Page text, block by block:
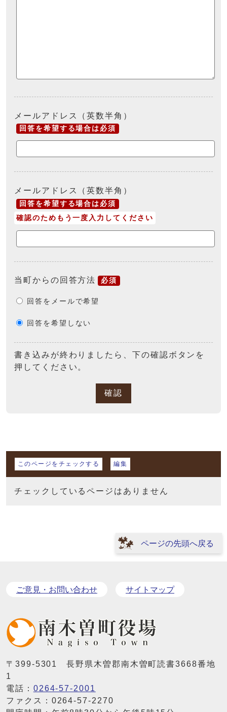
メールアドレス（英数半角）
回答を希望する場合は必須
メールアドレス（英数半角）
回答を希望する場合は必須
確認のためもう一度入力してください
当町からの回答方法 必須
回答をメールで希望
回答を希望しない
書き込みが終わりましたら、下の確認ボタンを
押してください。
確認
マイページ
このページをチェックする 編集
チェックしているページはありません
ページの先頭へ戻る
ご意見・お問い合わせ サイトマップ
〒399-5301 長野県木曽郡南木曽町読書3668番地
1
電話： 0264-57-2001
ファクス：0264-57-2270